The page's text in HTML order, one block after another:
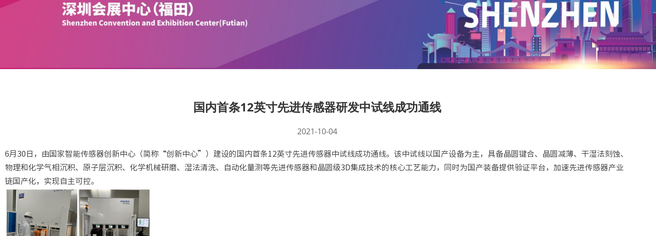
国内首条12英寸先进传感器研发中试线成功通线
2021-10-04
6月30日，由国家智能传感器创新中心（简称“创新中心”）建设的国内首条12英寸先进传感器中试线成功通线。该中试线以国产设备为主，具备晶圆键合、晶圆减薄、干湿法刻蚀、
物理和化学气相沉积、原子层沉积、化学机械研磨、湿法清洗、自动化量测等先进传感器和晶圆级3D集成技术的核心工艺能力，同时为国产装备提供验证平台，加速先进传感器产业
链国产化，实现自主可控。